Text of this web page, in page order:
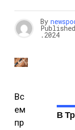
By
Published
.2024
Вс
ем
пр
В